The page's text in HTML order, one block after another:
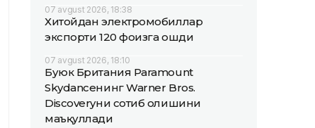
07 avgust 2026, 18:38
Хитойдан электромобиллар
экспорти 120 фоизга ошди
07 avgust 2026, 18:10
Буюк Британия Paramount
Skydanceнинг Warner Bros.
Discoveryни сотиб олишини
маъқуллади